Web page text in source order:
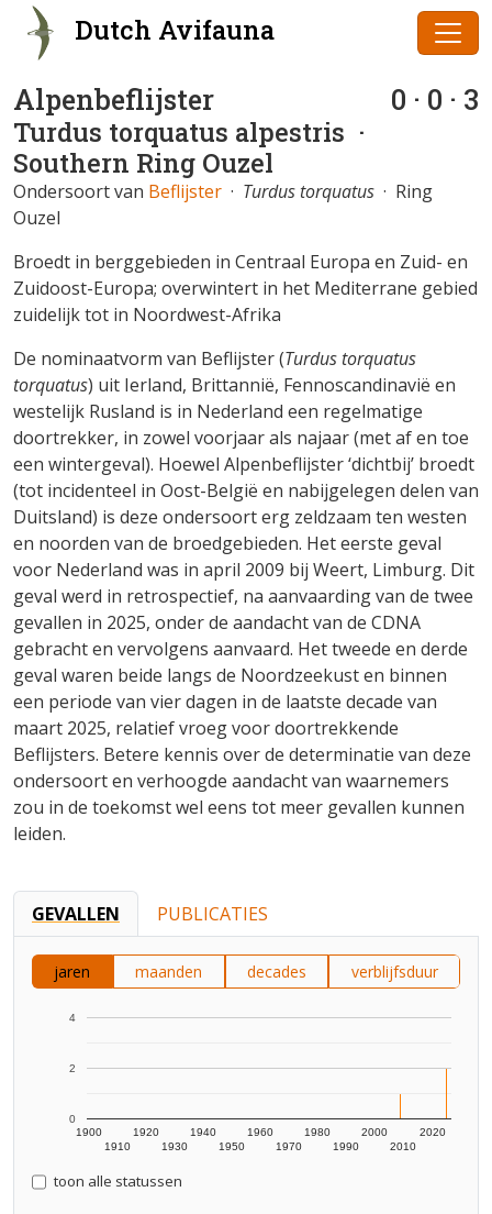
Dutch Avifauna
Alpenbeflijster 0 · 0 · 3
Turdus torquatus alpestris ·
Southern Ring Ouzel
Ondersoort van Beflijster · Turdus torquatus · Ring
Ouzel
Broedt in berggebieden in Centraal Europa en Zuid- en
Zuidoost-Europa; overwintert in het Mediterrane gebied
zuidelijk tot in Noordwest-Afrika
De nominaatvorm van Beflijster (Turdus torquatus
torquatus) uit Ierland, Brittannië, Fennoscandinavië en
westelijk Rusland is in Nederland een regelmatige
doortrekker, in zowel voorjaar als najaar (met af en toe
een wintergeval). Hoewel Alpenbeflijster ‘dichtbij’ broedt
(tot incidenteel in Oost-België en nabijgelegen delen van
Duitsland) is deze ondersoort erg zeldzaam ten westen
en noorden van de broedgebieden. Het eerste geval
voor Nederland was in april 2009 bij Weert, Limburg. Dit
geval werd in retrospectief, na aanvaarding van de twee
gevallen in 2025, onder de aandacht van de CDNA
gebracht en vervolgens aanvaard. Het tweede en derde
geval waren beide langs de Noordzeekust en binnen
een periode van vier dagen in de laatste decade van
maart 2025, relatief vroeg voor doortrekkende
Beflijsters. Betere kennis over de determinatie van deze
ondersoort en verhoogde aandacht van waarnemers
zou in de toekomst wel eens tot meer gevallen kunnen
leiden.
GEVALLEN PUBLICATIES
jaren maanden decades verblijfsduur
1900
1910
1920
1930
1940
1950
1960
1970
1980
1990
2000
2010
2020
0
2
4
toon alle statussen